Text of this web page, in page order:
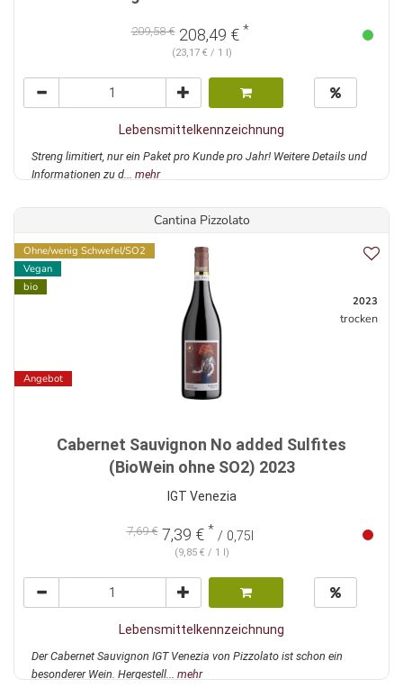
209,58 €208,49 € *
(23,17 € / 1 l)
Lebensmittelkennzeichnung
Streng limitiert, nur ein Paket pro Kunde pro Jahr! Weitere Details und
Informationen zu d... mehr
Cantina Pizzolato
Ohne/wenig Schwefel/SO2
Vegan
bio
Angebot
2023
trocken
Cabernet Sauvignon No added Sulfites
(BioWein ohne SO2) 2023
IGT Venezia
7,69 €7,39 € * / 0,75l
(9,85 € / 1 l)
Lebensmittelkennzeichnung
Der Cabernet Sauvignon IGT Venezia von Pizzolato ist schon ein
besonderer Wein. Hergestell... mehr